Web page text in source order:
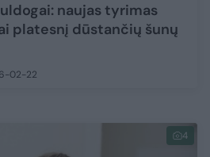
naujas tyrimas
platesnį dūstančių šunų
02-22
4